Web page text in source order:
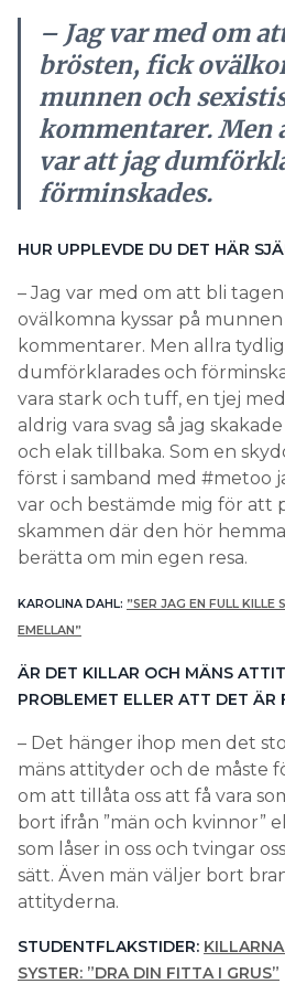
– Jag var med om
brösten, fick
munnen och
kommentarer. Men
var att jag
förminskades.
HUR UPPLEVDE DU DET HÄR
– Jag var med om att bli
ovälkomna kyssar på munnen
kommentarer. Men allra
dumförklarades och
vara stark och tuff, en tjej med
aldrig vara svag så jag
och elak tillbaka. Som en
först i samband med #metoo
var och bestämde mig för att
skammen där den hör
berätta om min egen resa.
KAROLINA DAHL: ”SER JAG EN FULL KILLE
EMELLAN”
ÄR DET KILLAR OCH MÄNS
PROBLEMET ELLER ATT DET ÄR
– Det hänger ihop men det
mäns attityder och de måste
om att tillåta oss att få vara
bort ifrån ”män och kvinnor”
som låser in oss och tvingar
sätt. Även män väljer bort
attityderna.
STUDENTFLAKSTIDER:
SYSTER: ”DRA DIN FITTA I GRUS”